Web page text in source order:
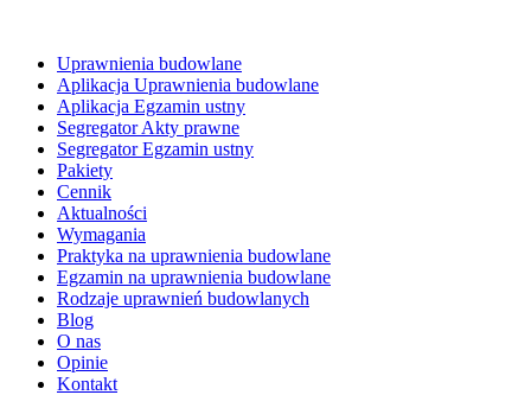
Uprawnienia budowlane
Aplikacja Uprawnienia budowlane
Aplikacja Egzamin ustny
Segregator Akty prawne
Segregator Egzamin ustny
Pakiety
Cennik
Aktualności
Wymagania
Praktyka na uprawnienia budowlane
Egzamin na uprawnienia budowlane
Rodzaje uprawnień budowlanych
Blog
O nas
Opinie
Kontakt